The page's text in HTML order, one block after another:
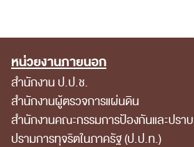
หน่วยงานภายนอก
สำนักงาน ป.ป.ช.
สำนักงานผู้ตรวจการแผ่นดิน
สำนักงานคณะกรรมการป้องกันและปราบ
ปรามการทุจริตในภาครัฐ (ป.ป.ท.)